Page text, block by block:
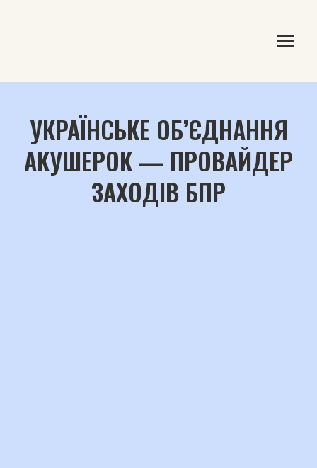
УКРАЇНСЬКЕ ОБ’ЄДНАННЯ
АКУШЕРОК — ПРОВАЙДЕР
ЗАХОДІВ БПР